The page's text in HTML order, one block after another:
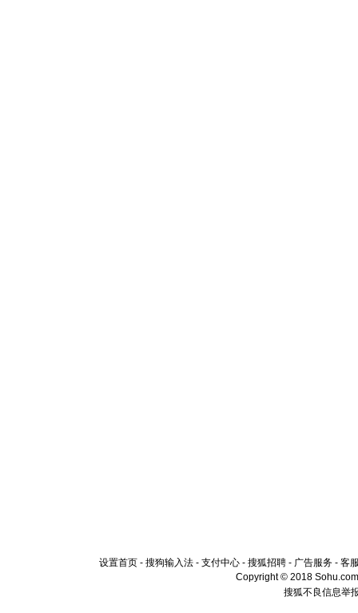
设置首页 - 搜狗输入法 - 支付中心 - 搜狐招聘 - 广告服务 - 客
Copyright © 2018
搜狐不良信息举